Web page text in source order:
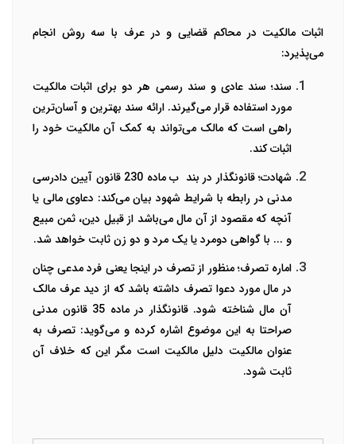
اثبات مالکیت در محاکم قضایی و در عرف با سه روش انجام
می‌پذیرد:
سند؛ سند عادی و سند رسمی هر دو برای اثبات مالکیت
مورد استفاده قرار می‌گیرند. ارائه سند بهترین و آسان‌ترین
راهی است که مالک می‌تواند به کمک آن مالکیت خود را
اثبات کند.
شهادت؛ قانونگذار در بند ب ماده 230 قانون آیین دادرسی
مدنی در رابطه با شرایط شهود بیان می‌کند: دعاوی مالی یا
آنچه که مقصود از آن مال می‌باشد از قبیل دین، ثمن مبیع
و ... با گواهی دومرد یا یک مرد و دو زن ثابت خواهد شد.
اماره تصرف؛ منظور از تصرف در اینجا یعنی فرد مدعی چنان
در مال مورد دعوا تصرف داشته باشد که از دید عرف مالک
آن مال شناخته شود. قانونگذار در ماده 35 قانون مدنی
صراحتا به این موضوع اشاره کرده و می‌گوید: تصرف به
عنوان مالکیت دلیل مالکیت است مگر این که خلاف آن
ثابت شود.